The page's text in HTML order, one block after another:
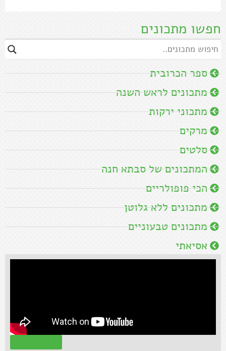
חפשו מתכונים
ספר הכרובית
מתכונים לראש השנה
מתכוני ירקות
מרקים
סלטים
המתכונים של סבתא חנה
הכי פופולריים
מתכונים ללא גלוטן
מתכונים טבעוניים
אסיאתי